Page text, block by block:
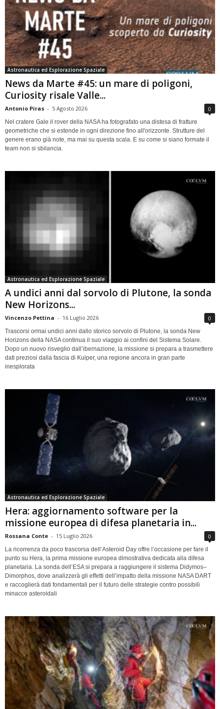
Astronautica ed Esplorazione Spaziale
News da Marte #45: un mare di poligoni,
Curiosity risale Valle...
Antonio Piras - 5 Agosto 2026 0
Nel cratere Gale il rover della NASA ha fotografato una distesa di fratture
geometriche che si estende in ogni direzione fino all'orizzonte. Strutture del
genere erano già note, ma mai su questa scala. E su come si siano formate il
team non si sbilancia.
Astronautica ed Esplorazione Spaziale
A undici anni dal sorvolo di Plutone, la sonda
New Horizons...
Vincenzo Pettina - 16 Luglio 2026 0
Trascorsi ormai undici anni dallo storico sorvolo di Plutone, la sonda New
Horizons della NASA continua il suo viaggio ai confini del Sistema Solare.
Dopo un nuovo risveglio dall’ibernazione, la missione si prepara a trasmettere
dati preziosi dalla fascia di Kuiper, una regione ancora in gran parte
inesplorata
Astronautica ed Esplorazione Spaziale
Hera: aggiornamento software per la
missione europea di difesa planetaria in...
Rossana Conte - 15 Luglio 2026 0
La ricorrenza da poco trascorsa dell’Asteroid Day offre l’occasione per fare il
punto su Hera, la prima missione europea dimostrativa dedicata alla difesa
planetaria. La sonda dell’ESA si prepara a raggiungere il sistema Didymos–
Dimorphos, dove analizzerà gli effetti dell’impatto della missione NASA DART
e raccoglierà dati fondamentali per il futuro delle strategie contro possibili
minacce asteroidali